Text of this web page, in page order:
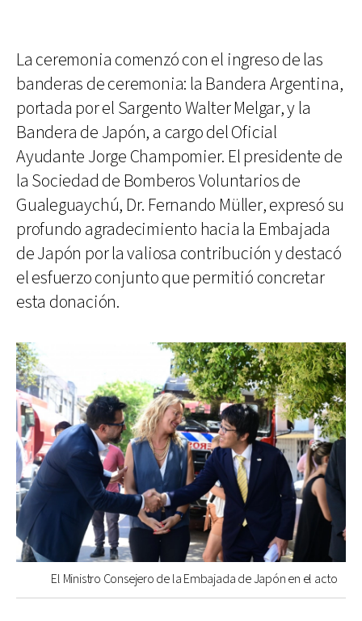
La ceremonia comenzó con el ingreso de las
banderas de ceremonia: la Bandera Argentina,
portada por el Sargento Walter Melgar, y la
Bandera de Japón, a cargo del Oficial
Ayudante Jorge Champomier. El presidente de
la Sociedad de Bomberos Voluntarios de
Gualeguaychú, Dr. Fernando Müller, expresó su
profundo agradecimiento hacia la Embajada
de Japón por la valiosa contribución y destacó
el esfuerzo conjunto que permitió concretar
esta donación.
El Ministro Consejero de la Embajada de Japón en el acto